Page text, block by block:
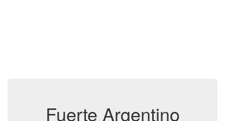
Fuerte Argentino